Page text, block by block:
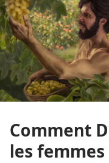
Comment
les femmes